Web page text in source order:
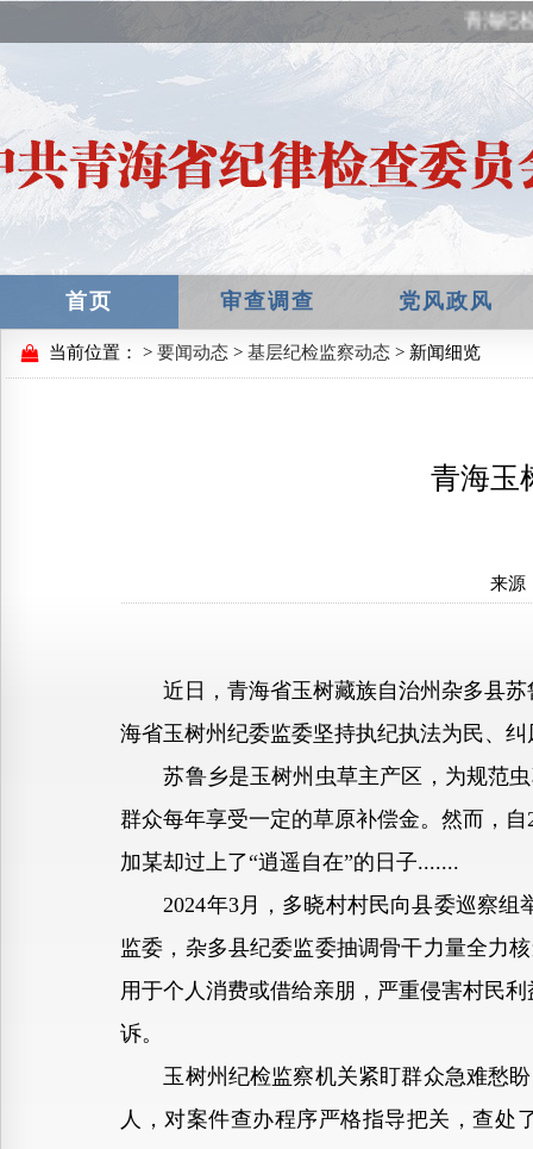
青海纪
首页 审查调查 党风政风
当前位置： > 要闻动态 > 基层纪检监察动态 > 新闻细览
青海玉
来源
近日，青海省玉树藏族自治州杂多县苏
海省玉树州纪委监委坚持执纪执法为民、
苏鲁乡是玉树州虫草主产区，为规范虫
群众每年享受一定的草原补偿金。然而，
加某却过上了“逍遥自在”的日子.......
2024年3月，多晓村村民向县委巡察组
监委，杂多县纪委监委抽调骨干力量全力
用于个人消费或借给亲朋，严重侵害村民
诉。
玉树州纪检监察机关紧盯群众急难愁盼
人，对案件查办程序严格指导把关，查处